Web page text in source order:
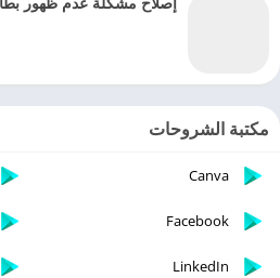
مكتبة الشروحات
Canva
Facebook
LinkedIn